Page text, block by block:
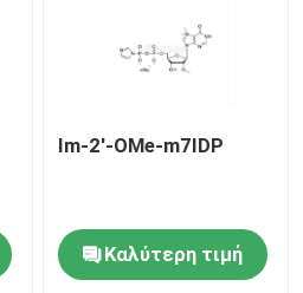
Im-2'-OMe-m7IDP
Καλύτερη τιμή